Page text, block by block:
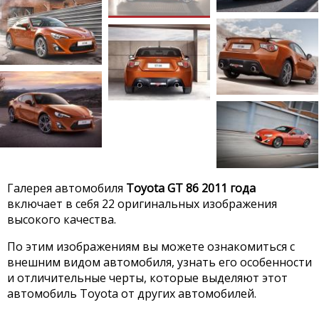
Галерея автомобиля Toyota GT 86 2011 года
включает в себя 22 оригинальных изображения
высокого качества.
По этим изображениям вы можете ознакомиться с
внешним видом автомобиля, узнать его особенности
и отличительные черты, которые выделяют этот
автомобиль Toyota от других автомобилей.